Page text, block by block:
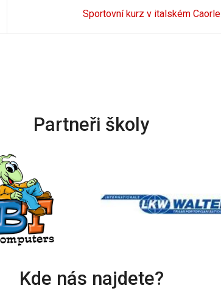
Sportovní kurz v italském Caorle
Partneři školy
Kde nás najdete?